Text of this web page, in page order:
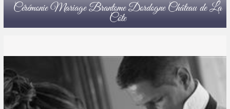
Cérémonie Mariage Brantome Dordogne Château de La
Côte